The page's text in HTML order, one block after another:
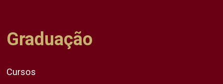
Graduação
Cursos